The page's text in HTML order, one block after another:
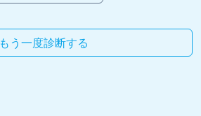
もう一度診断する